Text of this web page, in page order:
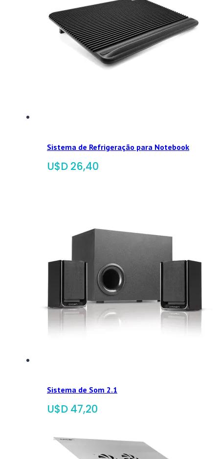
Sistema de Refrigeração para Notebook
$ 26,40
Sistema de Som 2.1
$ 47,20